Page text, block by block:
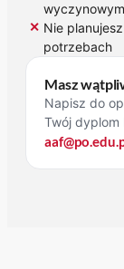
✕ Nie
potrzebach
Masz
Napisz do
Twój dyplom